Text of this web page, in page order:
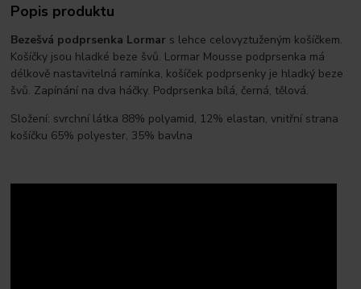
Popis produktu
Bezešvá podprsenka Lormar s lehce celovyztuženým košíčkem.
Košíčky jsou hladké beze švů. Lormar Mousse podprsenka má
délkově nastavitelná ramínka, košíček podprsenky je hladký beze
švů. Zapínání na dva háčky. Podprsenka bílá, černá, tělová.
Složení: svrchní látka 88% polyamid, 12% elastan, vnitřní strana
košíčku 65% polyester, 35% bavlna